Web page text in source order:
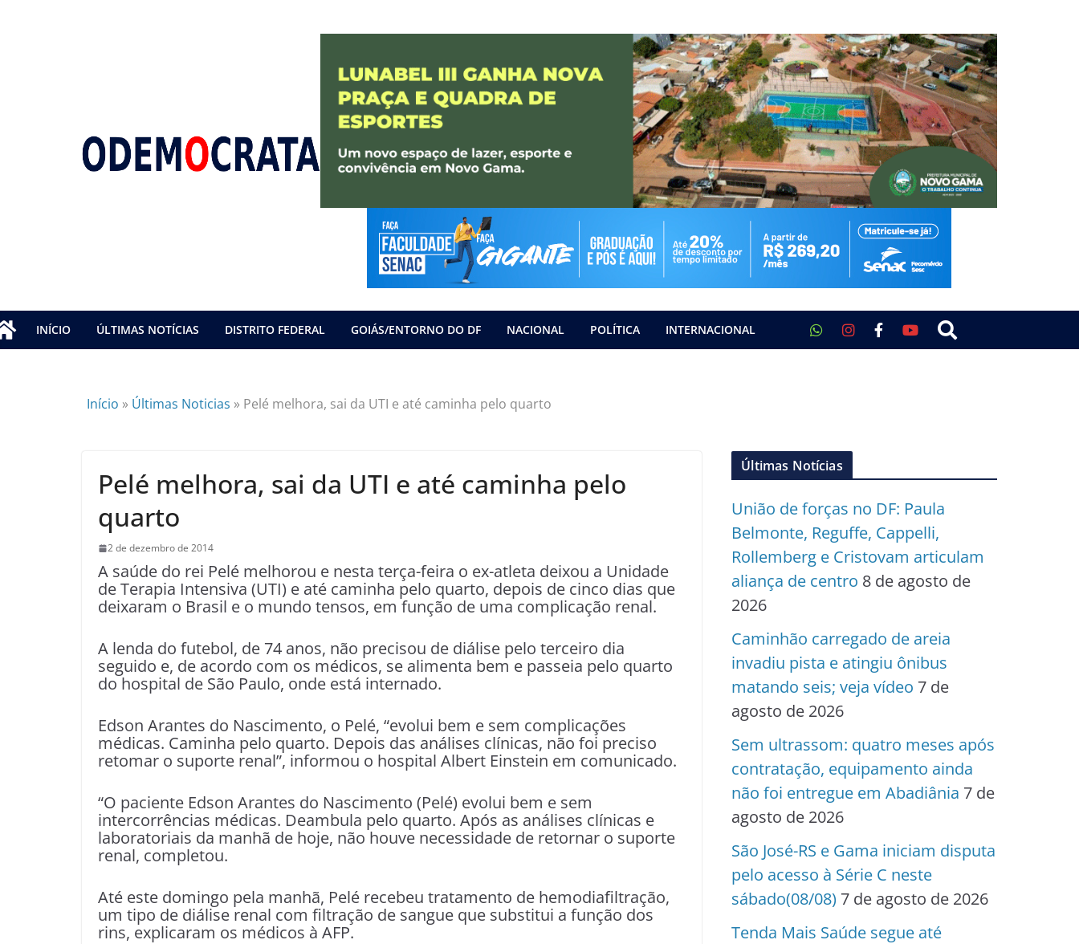
INÍCIO ÚLTIMAS NOTÍCIAS DISTRITO FEDERAL GOIÁS/ENTORNO DO DF NACIONAL POLÍTICA INTERNACIONAL
Início » Últimas Noticias » Pelé melhora, sai da UTI e até caminha pelo quarto
Pelé melhora, sai da UTI e até caminha pelo
quarto
2 de dezembro de 2014
A saúde do rei Pelé melhorou e nesta terça-feira o ex-atleta deixou a Unidade
de Terapia Intensiva (UTI) e até caminha pelo quarto, depois de cinco dias que
deixaram o Brasil e o mundo tensos, em função de uma complicação renal.
A lenda do futebol, de 74 anos, não precisou de diálise pelo terceiro dia
seguido e, de acordo com os médicos, se alimenta bem e passeia pelo quarto
do hospital de São Paulo, onde está internado.
Edson Arantes do Nascimento, o Pelé, “evolui bem e sem complicações
médicas. Caminha pelo quarto. Depois das análises clínicas, não foi preciso
retomar o suporte renal”, informou o hospital Albert Einstein em comunicado.
“O paciente Edson Arantes do Nascimento (Pelé) evolui bem e sem
intercorrências médicas. Deambula pelo quarto. Após as análises clínicas e
laboratoriais da manhã de hoje, não houve necessidade de retornar o suporte
renal, completou.
Até este domingo pela manhã, Pelé recebeu tratamento de hemodiafiltração,
um tipo de diálise renal com filtração de sangue que substitui a função dos
rins, explicaram os médicos à AFP.
Últimas Notícias
União de forças no DF: Paula
Belmonte, Reguffe, Cappelli,
Rollemberg e Cristovam articulam
aliança de centro 8 de agosto de
2026
Caminhão carregado de areia
invadiu pista e atingiu ônibus
matando seis; veja vídeo 7 de
agosto de 2026
Sem ultrassom: quatro meses após
contratação, equipamento ainda
não foi entregue em Abadiânia 7 de
agosto de 2026
São José-RS e Gama iniciam disputa
pelo acesso à Série C neste
sábado(08/08) 7 de agosto de 2026
Tenda Mais Saúde segue até